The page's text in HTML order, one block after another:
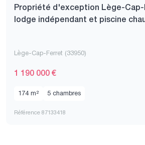
Propriété d'exception Lège-
lodge indépendant et piscine
Lège-Cap-Ferret (33950)
1 190 000 €
174 m² 5 chambres
Référence 87133418